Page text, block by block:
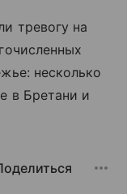
тревогу на
несколько
в Бретани и